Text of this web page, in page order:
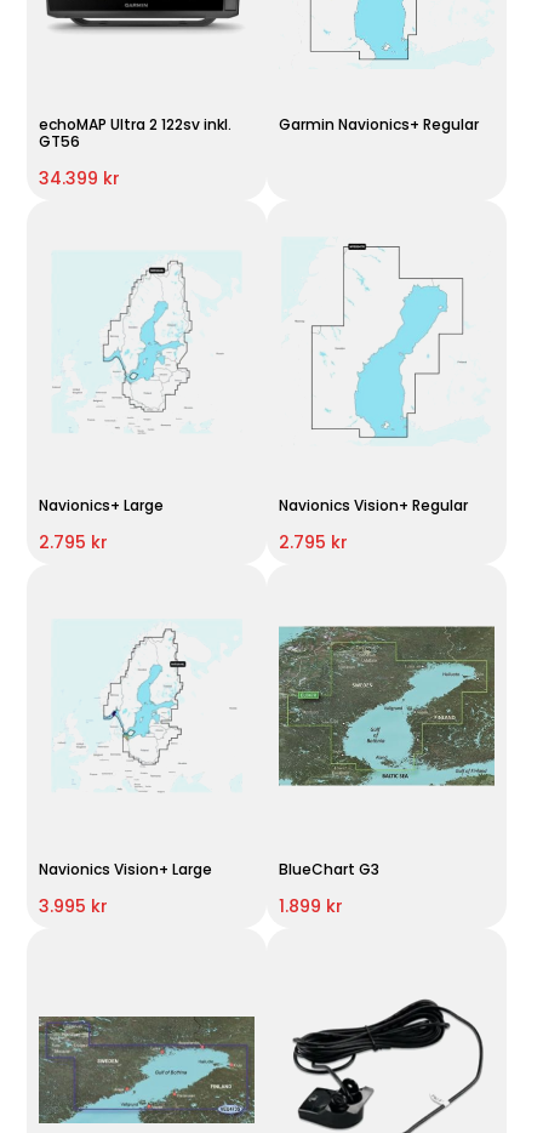
echoMAP Ultra 2 122sv inkl.
GT56
34.399 kr
Garmin Navionics+ Regular
Navionics+ Large
2.795 kr
Navionics Vision+ Regular
2.795 kr
Navionics Vision+ Large
3.995 kr
BlueChart G3
1.899 kr